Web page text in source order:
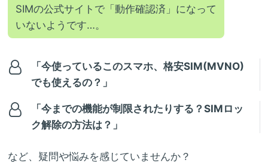
SIMの公式サイトで「動作確認済」になって
いないようです…。
「今使っているこのスマホ、格安SIM(MVNO)
でも使えるの？」
「今までの機能が制限されたりする？SIMロッ
ク解除の方法は？」
など、疑問や悩みを感じていませんか？